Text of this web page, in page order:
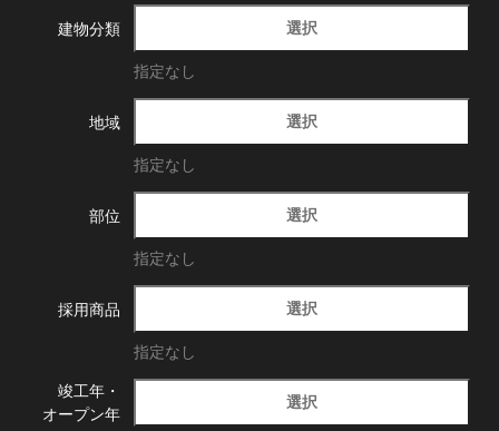
建物分類 選択
指定なし
地域 選択
指定なし
部位 選択
指定なし
採用商品 選択
指定なし
竣工年・
オープン年
選択